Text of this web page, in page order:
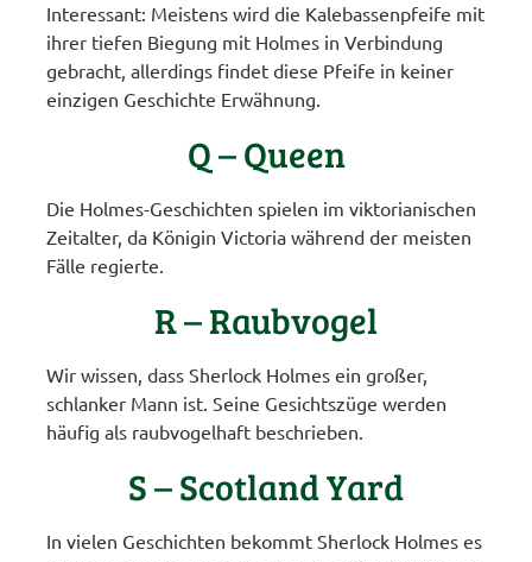
Interessant: Meistens wird die Kalebassenpfeife mit
ihrer tiefen Biegung mit Holmes in Verbindung
gebracht, allerdings findet diese Pfeife in keiner
einzigen Geschichte Erwähnung.
Q – Queen
Die Holmes-Geschichten spielen im viktorianischen
Zeitalter, da Königin Victoria während der meisten
Fälle regierte.
R – Raubvogel
Wir wissen, dass Sherlock Holmes ein großer,
schlanker Mann ist. Seine Gesichtszüge werden
häufig als raubvogelhaft beschrieben.
S – Scotland Yard
In vielen Geschichten bekommt Sherlock Holmes es